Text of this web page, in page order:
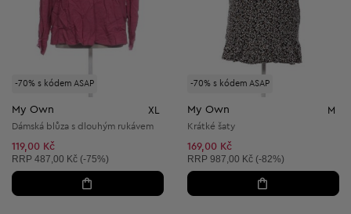
-70% s kódem ASAP
My Own XL
Dámská blůza s dlouhým rukávem
119,00 Kč
Doporučená cena:
RRP 487,00 Kč (-75%)
-70% s kódem ASAP
My Own M
Krátké šaty
169,00 Kč
Doporučená cena:
RRP 987,00 Kč (-82%)